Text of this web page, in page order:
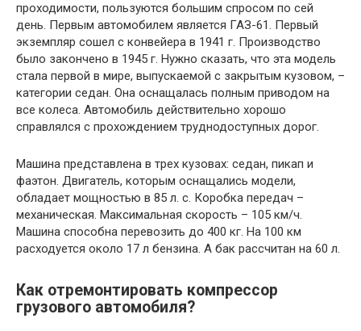
проходимости, пользуются большим спросом по сей
день. Первым автомобилем является ГАЗ-61. Первый
экземпляр сошел с конвейера в 1941 г. Производство
было закончено в 1945 г. Нужно сказать, что эта модель
стала первой в мире, выпускаемой с закрытым кузовом, –
категории седан. Она оснащалась полным приводом на
все колеса. Автомобиль действительно хорошо
справлялся с прохождением труднодоступных дорог.
Машина представлена в трех кузовах: седан, пикап и
фаэтон. Двигатель, которым оснащались модели,
обладает мощностью в 85 л. с. Коробка передач –
механическая. Максимальная скорость – 105 км/ч.
Машина способна перевозить до 400 кг. На 100 км
расходуется около 17 л бензина. А бак рассчитан на 60 л.
Как отремонтировать компрессор
грузового автомобиля?